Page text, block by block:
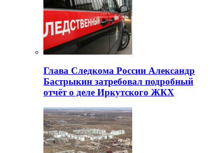
Глава Следкома России Александр
Бастрыкин затребовал подробный
отчёт о деле Иркутского ЖКХ